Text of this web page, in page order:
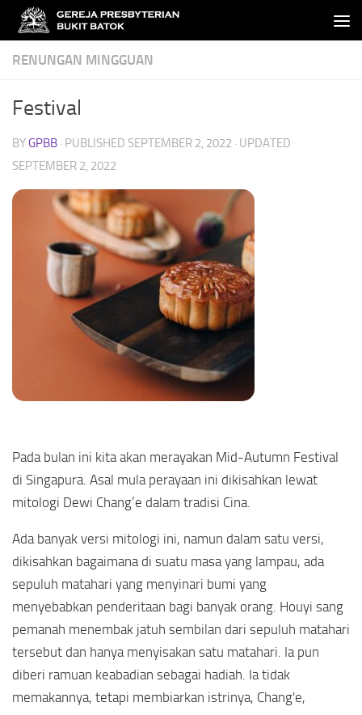
Skip to content
RENUNGAN MINGGUAN
Festival
BYGPBB · PUBLISHED SEPTEMBER 2, 2022 · UPDATED
SEPTEMBER 2, 2022
Pada bulan ini kita akan merayakan Mid-Autumn Festival
di Singapura. Asal mula perayaan ini dikisahkan lewat
mitologi Dewi Chang’e dalam tradisi Cina.
Ada banyak versi mitologi ini, namun dalam satu versi,
dikisahkan bagaimana di suatu masa yang lampau, ada
sepuluh matahari yang menyinari bumi yang
menyebabkan penderitaan bagi banyak orang. Houyi sang
pemanah menembak jatuh sembilan dari sepuluh matahari
tersebut dan hanya menyisakan satu matahari. Ia pun
diberi ramuan keabadian sebagai hadiah. Ia tidak
memakannya, tetapi membiarkan istrinya, Chang'e,